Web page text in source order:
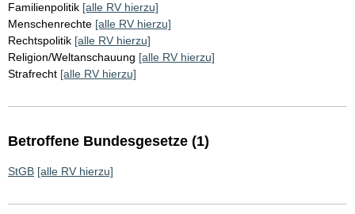
Familienpolitik [alle RV hierzu]
Menschenrechte [alle RV hierzu]
Rechtspolitik [alle RV hierzu]
Religion/Weltanschauung [alle RV hierzu]
Strafrecht [alle RV hierzu]
Betroffene Bundesgesetze (1)
StGB [alle RV hierzu]